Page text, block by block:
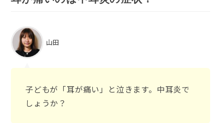
山田
子どもが「耳が痛い」と泣きます。中耳炎で
しょうか？